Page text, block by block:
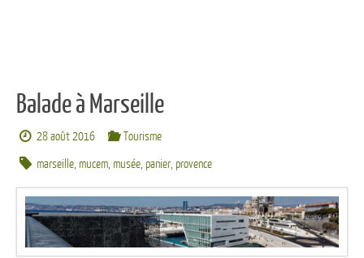
Balade à Marseille
28 août 2016
Tourisme
marseille, mucem, musée, panier, provence